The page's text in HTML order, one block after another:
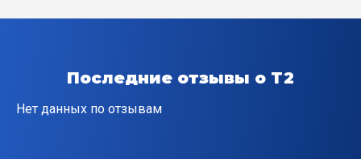
пер Корабельный 2-й
Последние отзывы о T2
Нет данных по отзывам